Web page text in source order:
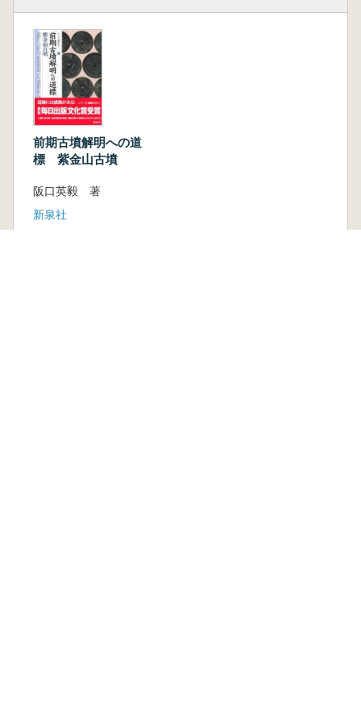
前期古墳解明への道
標 紫金山古墳
阪口英毅 著
新泉社